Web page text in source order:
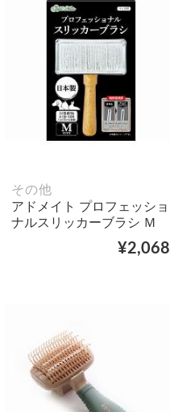
その他
アドメイト プロフェッショ
ナルスリッカーブラシ Ｍ
¥2,068